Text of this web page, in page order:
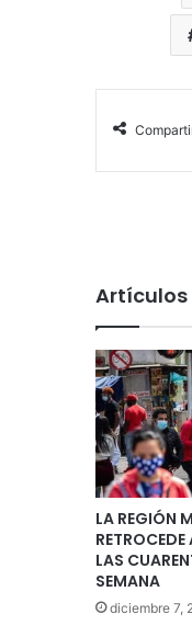
LA REGIÓN
RETROCEDE
LAS
SEMANA
diciembre 7,